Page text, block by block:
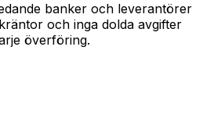
banker och leverantörer
och inga dolda avgifter
överföring.